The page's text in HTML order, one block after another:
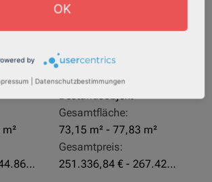
227.760,00 € - 244.860,00 €
Rendite:
Pflegeapartment
Objekteigenschaft:
Bestandsobjekt
Gesamtfläche:
73,15 m² - 77,83 m²
Gesamtpreis:
251.336,84 € - 267.420,00 €
OK
by
Datenschutzbestimmungen